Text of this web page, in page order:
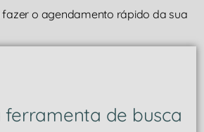
o agendamento rápido da sua
ferramenta de busca